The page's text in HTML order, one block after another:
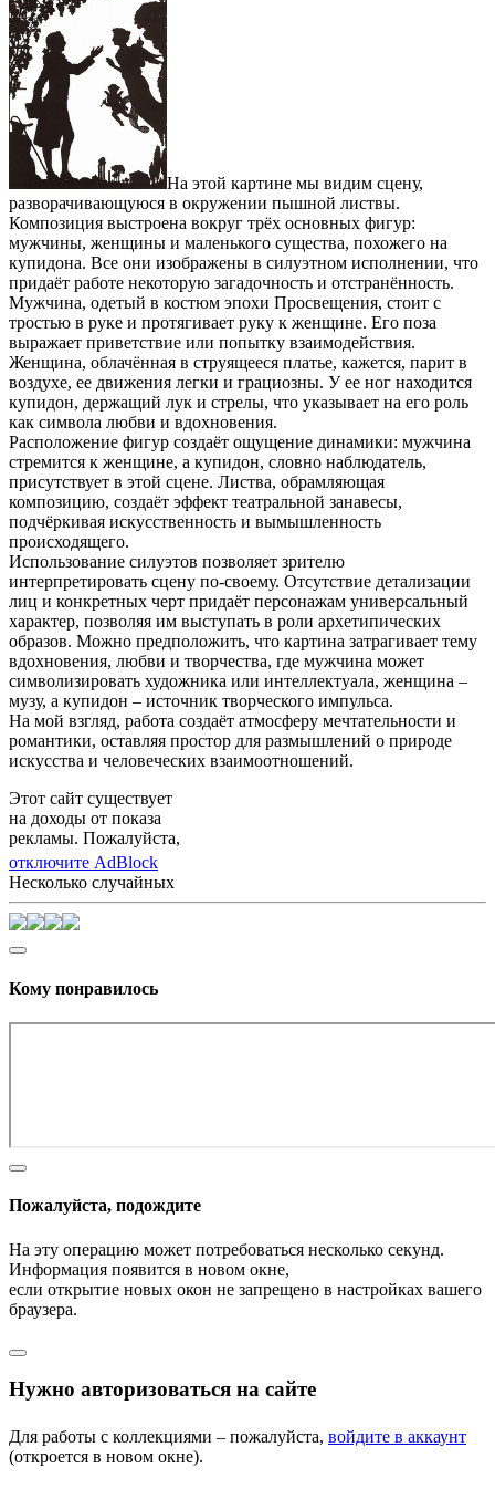
На этой картине мы видим сцену,
разворачивающуюся в окружении пышной листвы.
Композиция выстроена вокруг трёх основных фигур:
мужчины, женщины и маленького существа, похожего на
купидона. Все они изображены в силуэтном исполнении, что
придаёт работе некоторую загадочность и отстранённость.
Мужчина, одетый в костюм эпохи Просвещения, стоит с
тростью в руке и протягивает руку к женщине. Его поза
выражает приветствие или попытку взаимодействия.
Женщина, облачённая в струящееся платье, кажется, парит в
воздухе, ее движения легки и грациозны. У ее ног находится
купидон, держащий лук и стрелы, что указывает на его роль
как символа любви и вдохновения.
Расположение фигур создаёт ощущение динамики: мужчина
стремится к женщине, а купидон, словно наблюдатель,
присутствует в этой сцене. Листва, обрамляющая
композицию, создаёт эффект театральной занавесы,
подчёркивая искусственность и вымышленность
происходящего.
Использование силуэтов позволяет зрителю
интерпретировать сцену по-своему. Отсутствие детализации
лиц и конкретных черт придаёт персонажам универсальный
характер, позволяя им выступать в роли архетипических
образов. Можно предположить, что картина затрагивает тему
вдохновения, любви и творчества, где мужчина может
символизировать художника или интеллектуала, женщина –
музу, а купидон – источник творческого импульса.
На мой взгляд, работа создаёт атмосферу мечтательности и
романтики, оставляя простор для размышлений о природе
искусства и человеческих взаимоотношений.
Этот сайт существует
на доходы от показа
рекламы. Пожалуйста,
отключите AdBlock
Несколько случайных
Кому понравилось
Пожалуйста, подождите
На эту операцию может потребоваться несколько секунд.
Информация появится в новом окне,
если открытие новых окон не запрещено в настройках вашего
браузера.
Нужно авторизоваться на сайте
Для работы с коллекциями – пожалуйста, войдите в аккаунт
(откроется в новом окне).